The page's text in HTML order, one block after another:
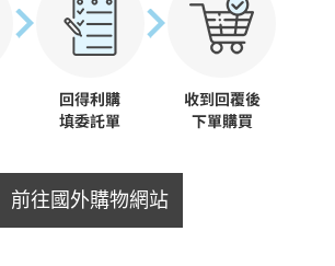
前往國外購物網站